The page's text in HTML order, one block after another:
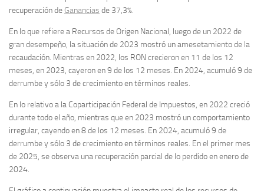
recuperación de Ganancias de 37,3%.
En lo que refiere a Recursos de Origen Nacional, luego de un 2022 de
gran desempeño, la situación de 2023 mostró un amesetamiento de la
recaudación. Mientras en 2022, los RON crecieron en 11 de los 12
meses, en 2023, cayeron en 9 de los 12 meses. En 2024, acumuló 9 de
derrumbe y sólo 3 de crecimiento en términos reales.
En lo relativo a la Coparticipación Federal de Impuestos, en 2022 creció
durante todo el año, mientras que en 2023 mostró un comportamiento
irregular, cayendo en 8 de los 12 meses. En 2024, acumuló 9 de
derrumbe y sólo 3 de crecimiento en términos reales. En el primer mes
de 2025, se observa una recuperación parcial de lo perdido en enero de
2024.